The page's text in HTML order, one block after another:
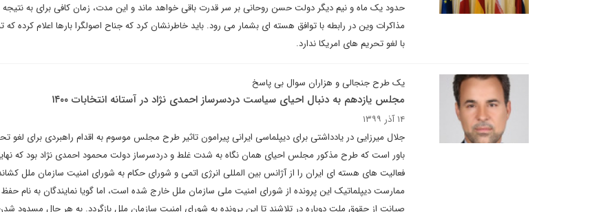
حدود یک ماه و نیم دیگر دولت حسن روحانی بر سر قدرت باقی خواهد ماند و این مدت، زمان کافی برای به
مذاکرات وین در رابطه با توافق هسته ای بشمار می رود. باید خاطرنشان کرد که جناح اصولگرا بارها اعلام کرده که
با لغو تحریم های امریکا ندارد.
یک طرح جنجالی و هزاران سوال بی پاسخ
مجلس یازدهم به دنبال احیای سیاست دردسرساز احمدی نژاد در آستانه انتخابات ۱۴۰۰
۱۴ آذر ۱۳۹۹
جلال میرزایی در یادداشتی برای دیپلماسی ایرانی پیرامون تاثیر طرح مجلس موسوم به اقدام راهبردی برای لغو
باور است که طرح مذکور مجلس احیای همان نگاه به شدت غلط و دردسرساز دولت محمود احمدی نژاد بود که
فعالیت های هسته ای ایران را از آژانس بین المللی انرژی اتمی و شورای حکام به شورای امنیت سازمان ملل
ممارست دیپلماتیک این پرونده از شورای امنیت ملی سازمان ملل خارج شده است، اما گویا نمایندگان به نام
صیانت از حقوق ملت دوباره در تلاشند تا این پرونده به شورای امنیت سازمان ملل بازگردد. به هر حال مسدود